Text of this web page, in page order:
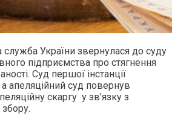
України звернулася до суду
підприємства про стягнення
Суд першої інстанції
а апеляційний суд повернув
скаргу у зв’язку з